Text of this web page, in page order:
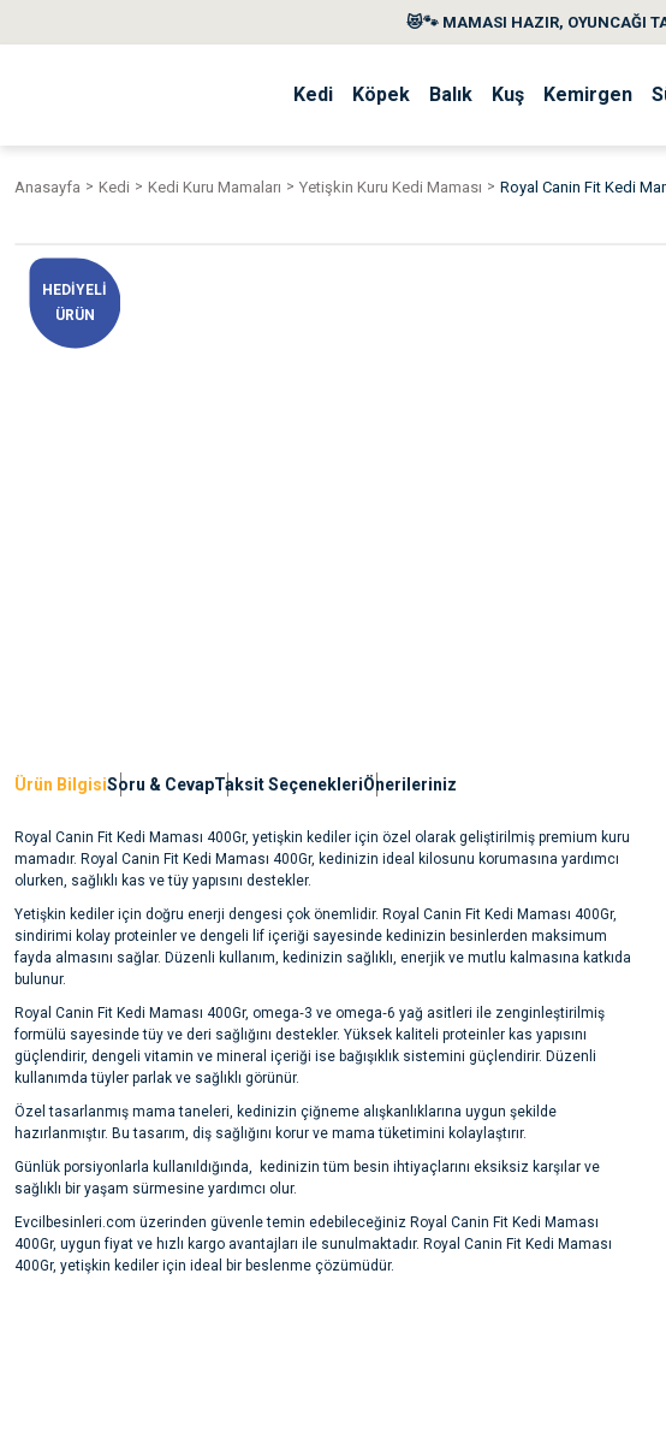
😻🐾 MAMASI HAZIR, OYUNCAĞI
Kedi Köpek Balık Kuş Kemirgen
Anasayfa Kedi Kedi Kuru Mamaları Yetişkin Kuru Kedi Maması Royal Canin Fit Kedi
HEDİYELİ
ÜRÜN
Ürün BilgisiSoru & CevapTaksit SeçenekleriÖnerileriniz
Royal Canin Fit Kedi Maması 400Gr, yetişkin kediler için özel olarak geliştirilmiş premium kuru
mamadır. Royal Canin Fit Kedi Maması 400Gr, kedinizin ideal kilosunu korumasına yardımcı
olurken, sağlıklı kas ve tüy yapısını destekler.
Yetişkin kediler için doğru enerji dengesi çok önemlidir. Royal Canin Fit Kedi Maması 400Gr,
sindirimi kolay proteinler ve dengeli lif içeriği sayesinde kedinizin besinlerden maksimum
fayda almasını sağlar. Düzenli kullanım, kedinizin sağlıklı, enerjik ve mutlu kalmasına katkıda
bulunur.
Royal Canin Fit Kedi Maması 400Gr, omega‑3 ve omega‑6 yağ asitleri ile zenginleştirilmiş
formülü sayesinde tüy ve deri sağlığını destekler. Yüksek kaliteli proteinler kas yapısını
güçlendirir, dengeli vitamin ve mineral içeriği ise bağışıklık sistemini güçlendirir. Düzenli
kullanımda tüyler parlak ve sağlıklı görünür.
Özel tasarlanmış mama taneleri, kedinizin çiğneme alışkanlıklarına uygun şekilde
hazırlanmıştır. Bu tasarım, diş sağlığını korur ve mama tüketimini kolaylaştırır.
Günlük porsiyonlarla kullanıldığında, kedinizin tüm besin ihtiyaçlarını eksiksiz karşılar ve
sağlıklı bir yaşam sürmesine yardımcı olur.
Evcilbesinleri.com üzerinden güvenle temin edebileceğiniz Royal Canin Fit Kedi Maması
400Gr, uygun fiyat ve hızlı kargo avantajları ile sunulmaktadır. Royal Canin Fit Kedi Maması
400Gr, yetişkin kediler için ideal bir beslenme çözümüdür.